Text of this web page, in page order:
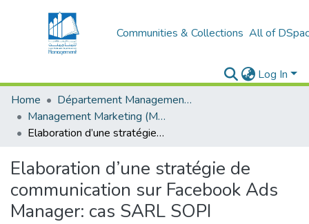
Communities & Collections All of
Log In
Home
Département Management et Entrepreneuriat
Management Marketing (MM)
Elaboration d’une stratégie de communication sur Facebook Ads Manager: cas SARL SOPI
Elaboration d’une stratégie de
communication sur Facebook Ads
Manager: cas SARL SOPI